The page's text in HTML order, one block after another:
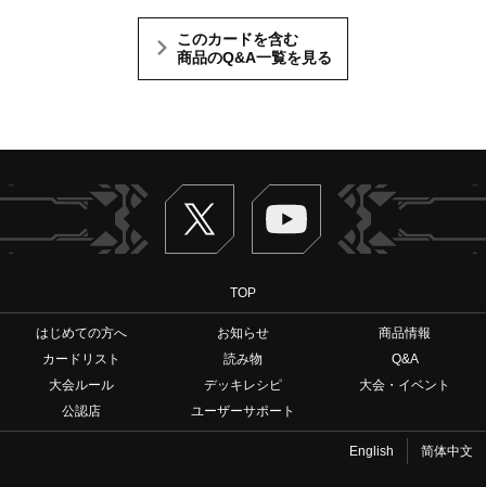
このカードを含む
商品のQ&A一覧を見る
Twitter ヴァンガードch
TOP
はじめての方へ お知らせ
商品情報
カードリスト
読み物
Q&A
大会ルール
デッキレシピ
大会・イベント
公認店
ユーザーサポート
English 简体中文